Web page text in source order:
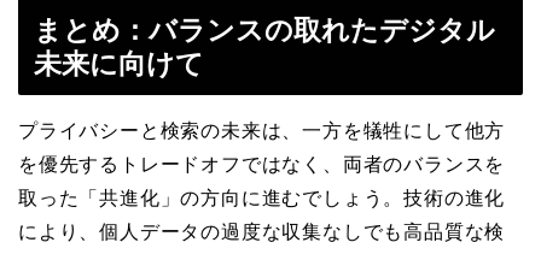
まとめ：バランスの取れたデジタル
未来に向けて
プライバシーと検索の未来は、一方を犠牲にして他方
を優先するトレードオフではなく、両者のバランスを
取った「共進化」の方向に進むでしょう。技術の進化
により、個人データの過度な収集なしでも高品質な検